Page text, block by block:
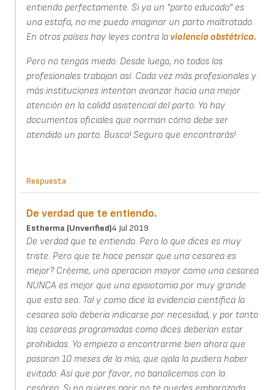
entiendo perfectamente. Si ya un "parto educado" es
una estafa, no me puedo imaginar un parto maltratado.
En otros países hay leyes contra laviolencia obstétrica.
Pero no tengas miedo. Desde luego, no todos los
profesionales trabajan así. Cada vez más profesionales y
más instituciones intentan avanzar hacia una mejor
atención en la calidd asistencial del parto. Ya hay
documentos oficiales que norman cómo debe ser
atendido un parto. Busca! Seguro que encontrarás!
Respuesta
De verdad que te entiendo.
Estherma (unverified)4 Jul 2019
De verdad que te entiendo. Pero lo que dices es muy
triste. Pero que te hace pensar que una cesarea es
mejor? Créeme, una operacion mayor como una cesarea
NUNCA es mejor que una episiotomia por muy grande
que esta sea. Tal y como dice la evidencia científica la
cesarea solo deberia indicarse por necesidad, y por tanto
las cesareas programadas como dices deberían estar
prohibidas. Yo empiezo a encontrarme bien ahora que
pasaron 10 meses de la mía, que ojala la pudiera haber
evitado. Así que por favor, no banalicemos con la